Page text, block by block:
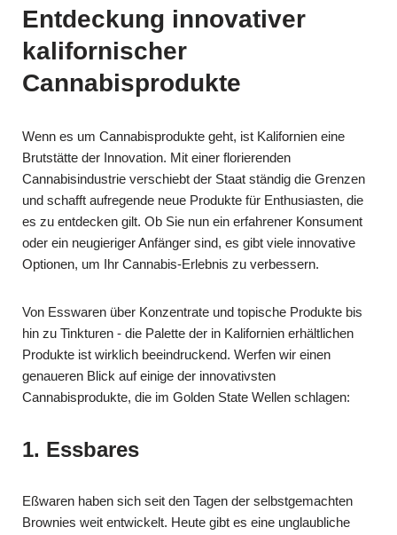
Entdeckung innovativer
kalifornischer
Cannabisprodukte
Wenn es um Cannabisprodukte geht, ist Kalifornien eine
Brutstätte der Innovation. Mit einer florierenden
Cannabisindustrie verschiebt der Staat ständig die Grenzen
und schafft aufregende neue Produkte für Enthusiasten, die
es zu entdecken gilt. Ob Sie nun ein erfahrener Konsument
oder ein neugieriger Anfänger sind, es gibt viele innovative
Optionen, um Ihr Cannabis-Erlebnis zu verbessern.
Von Esswaren über Konzentrate und topische Produkte bis
hin zu Tinkturen - die Palette der in Kalifornien erhältlichen
Produkte ist wirklich beeindruckend. Werfen wir einen
genaueren Blick auf einige der innovativsten
Cannabisprodukte, die im Golden State Wellen schlagen:
1. Essbares
Eßwaren haben sich seit den Tagen der selbstgemachten
Brownies weit entwickelt. Heute gibt es eine unglaubliche